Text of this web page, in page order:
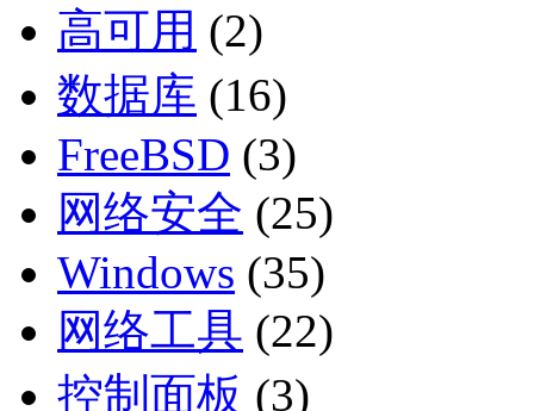
高可用 (2)
数据库 (16)
FreeBSD (3)
网络安全 (25)
Windows (35)
网络工具 (22)
控制面板 (3)